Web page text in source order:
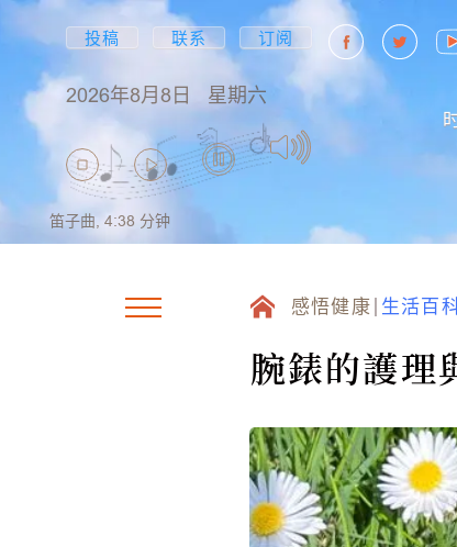
投稿 联系 订阅
2026年8月8日 星期六
笛子曲, 4:38 分钟
感悟健康 生活百
腕錶的護理